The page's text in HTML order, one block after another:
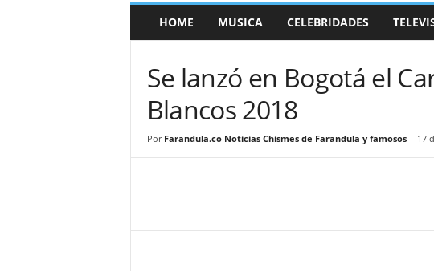
a
a
N
HOME MUSICA CELEBRIDADES
Se lanzó en Bogotá el
Blancos 2018
Por Farandula.co Noticias Chismes de Farandula y famosos- 17